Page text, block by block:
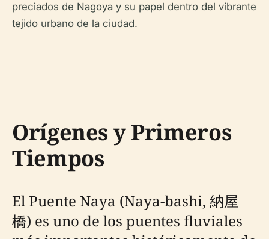
preciados de Nagoya y su papel dentro del vibrante
tejido urbano de la ciudad.
Orígenes y Primeros
Tiempos
El Puente Naya (Naya-bashi, 納屋
橋) es uno de los puentes fluviales